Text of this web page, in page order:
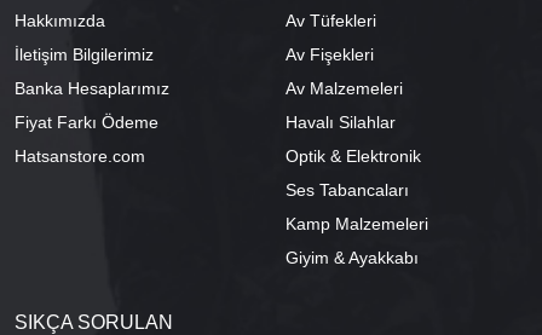
Hakkımızda
İletişim Bilgilerimiz
Banka Hesaplarımız
Fiyat Farkı Ödeme
Hatsanstore.com
Av Tüfekleri
Av Fişekleri
Av Malzemeleri
Havalı Silahlar
Optik & Elektronik
Ses Tabancaları
Kamp Malzemeleri
Giyim & Ayakkabı
SIKÇA SORULAN